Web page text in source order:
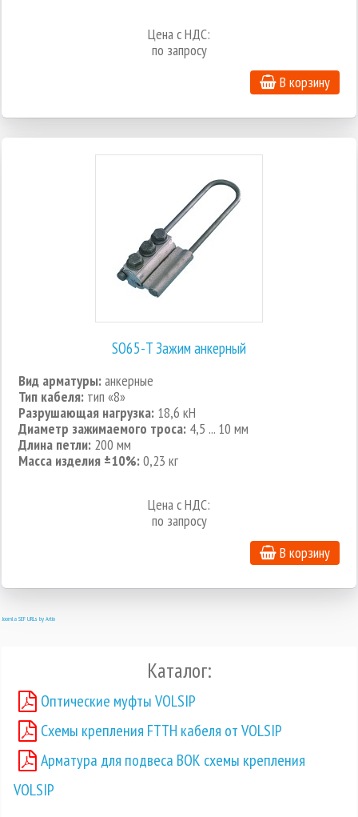
Цена с НДС:
по запросу
В корзину
SO65-T Зажим анкерный
Вид арматуры:анкерные
Тип кабеля: тип «8»
Разрушающая нагрузка: 18,6 кН
Диаметр зажимаемого троса: 4,5 ... 10 мм
Длина петли: 200 мм
Масса изделия ±10%:0,23 кг
Цена с НДС:
по запросу
В корзину
Joomla SEF URLs by Artio
Каталог:
Оптические муфты VOLSIP
Схемы крепления FTTH кабеля от VOLSIP
Арматура для подвеса ВОК схемы крепления
VOLSIP